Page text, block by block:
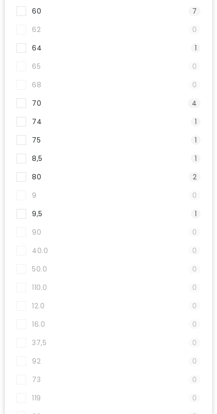
60
7
62
0
64
1
65
0
68
0
70
4
74
1
75
1
8,5
1
80
2
9
0
9,5
1
90
0
40.0
0
50.0
0
110.0
0
12.0
0
16.0
0
37,5
0
92
0
73
0
119
0